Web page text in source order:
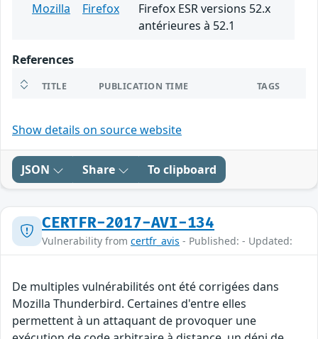
Mozilla
Firefox
Firefox ESR versions 52.x
antérieures à 52.1
References
TITLE PUBLICATION TIME TAGS
Show details on source website
JSON Share To clipboard
CERTFR-2017-AVI-134
Vulnerability from certfr_avis - Published: - Updated:
De multiples vulnérabilités ont été corrigées dans
Mozilla Thunderbird. Certaines d'entre elles
permettent à un attaquant de provoquer une